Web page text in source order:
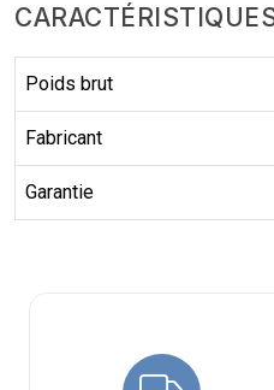
Poids brut
Fabricant
Garantie